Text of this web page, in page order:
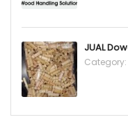
JUAL
Category: